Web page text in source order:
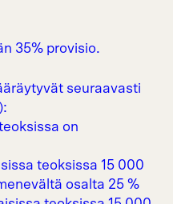
35% provisio.
seuraavasti
on
teoksissa 15 000
osalta 25 %